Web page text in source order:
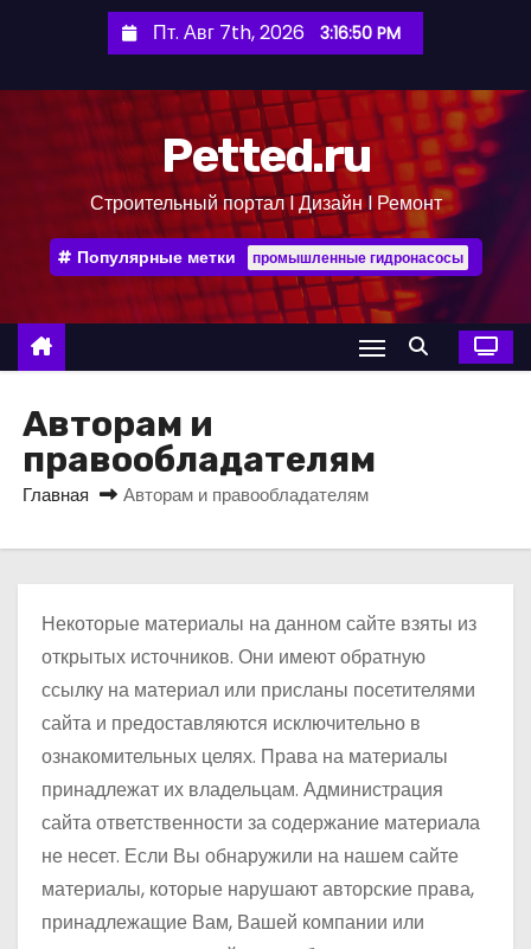
е
о
Пт. Авг 7th, 2026 3:16:51 PM
Petted.ru
Строительный портал l Дизайн l Ремонт
Популярные метки промышленные гидронасосы
Авторам и
правообладателям
Главная Авторам и правообладателям
Некоторые материалы на данном сайте взяты из
открытых источников. Они имеют обратную
ссылку на материал или присланы посетителями
сайта и предоставляются исключительно в
ознакомительных целях. Права на материалы
принадлежат их владельцам. Администрация
сайта ответственности за содержание материала
не несет. Если Вы обнаружили на нашем сайте
материалы, которые нарушают авторские права,
принадлежащие Вам, Вашей компании или